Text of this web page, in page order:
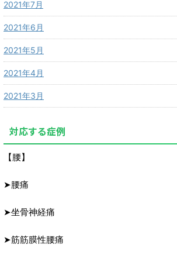
2021年7月
2021年6月
2021年5月
2021年4月
2021年3月
対応する症例
【腰】
➤腰痛
➤坐骨神経痛
➤筋筋膜性腰痛